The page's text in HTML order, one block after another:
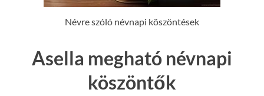
Névre szóló névnapi köszöntések
Asella megható névnapi
köszöntők